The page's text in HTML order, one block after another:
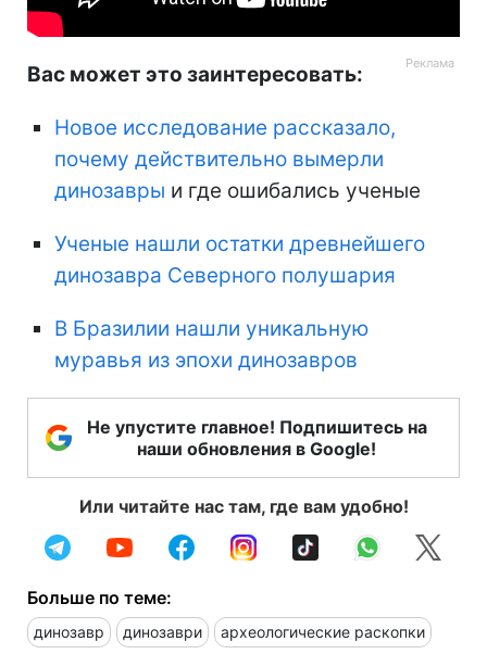
Вас может это заинтересовать:
Новое исследование рассказало,
почему действительно вымерли
динозавры и где ошибались ученые
Ученые нашли остатки древнейшего
динозавра Северного полушария
В Бразилии нашли уникальную
муравья из эпохи динозавров
Не упустите главное! Подпишитесь на
наши обновления в Google!
Или читайте нас там, где вам удобно!
Больше по теме:
динозавр динозаври археологические раскопки